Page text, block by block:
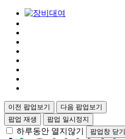
이전 팝업보기
다음 팝업보기
팝업 재생
팝업 일시정지
하루동안 열지않기 팝업창 닫기